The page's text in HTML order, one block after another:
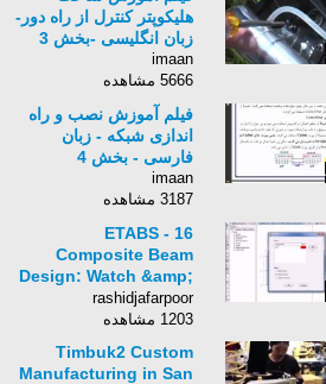
هلیکوپتر کنترل از راه دور-
زبان انگلیسی -بخش 3
imaan
5666 مشاهده
فیلم آموزش نصب و راه
اندازی شبکه - زبان
فارسی - بخش 4
imaan
3187 مشاهده
ETABS - 16
Composite Beam
Design: Watch &amp;
Learn
rashidjafarpoor
1203 مشاهده
Timbuk2 Custom
Manufacturing in San